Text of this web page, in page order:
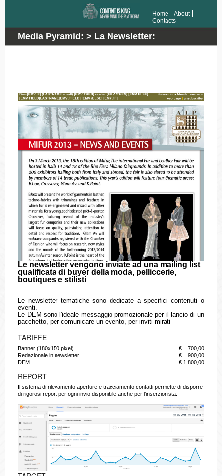
Home
About
Contacts
Media Pyramid: > La Newsletter:
Le newsletter vengono inviate ad una mailing list
qualificata di buyer della moda, pelliccerie,
boutiques e stilisti
Le newsletter tematiche sono dedicate a specifici contenuti o
eventi.
Le DEM sono l'ideale messaggio promozionale per il lancio di un
pacchetto, per comunicare un evento, per inviti mirati
TARIFFE
€ 700,00
€ 900,00
€ 1.800,00
Banner (180x150 pixel)
Redazionale in newsletter
DEM
REPORT
Il sistema di rilevamento aperture e tracciamento contatti permette di disporre
di rigorosi report per ogni invio disponibile anche per l’inserzionista.